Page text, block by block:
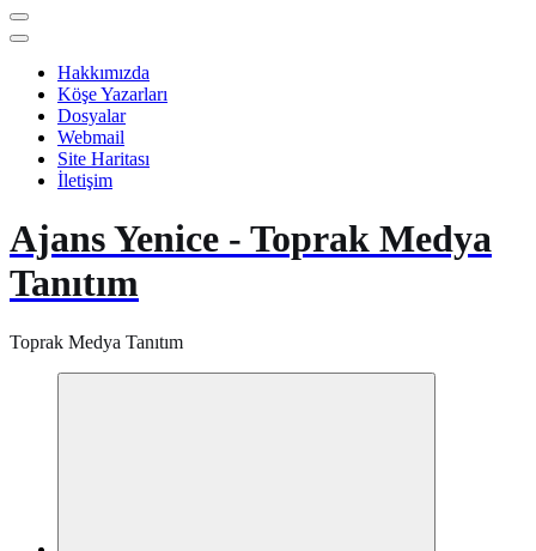
Hakkımızda
Köşe Yazarları
Dosyalar
Webmail
Site Haritası
İletişim
Ajans Yenice - Toprak Medya
Tanıtım
Toprak Medya Tanıtım